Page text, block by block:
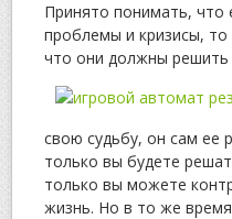
Принято понимать, что
проблемы и кризисы, то
что они должны решить
свою судьбу, он сам ее
только вы будете
только вы можете
жизнь. Но в то же